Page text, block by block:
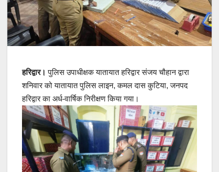
हरिद्वार। पुलिस उपाधीक्षक यातायात हरिद्वार संजय चौहान द्वारा
शनिवार को यातायात पुलिस लाइन, कमल दास कुटिया, जनपद
हरिद्वार का अर्ध-वार्षिक निरीक्षण किया गया।